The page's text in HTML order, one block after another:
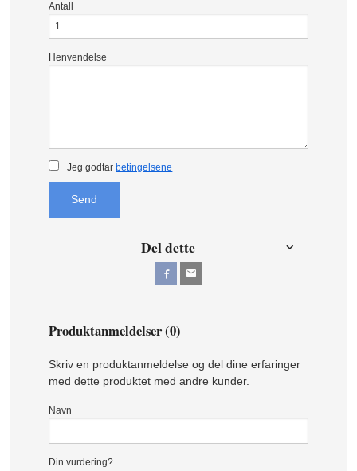
Antall
Henvendelse
Jeg godtar betingelsene
Send
Del dette
Produktanmeldelser (0)
Skriv en produktanmeldelse og del dine erfaringer
med dette produktet med andre kunder.
Navn
Din vurdering?